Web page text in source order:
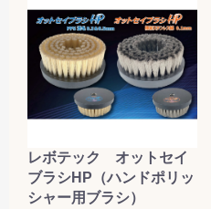
レボテック オットセイ
ブラシHP（ハンドポリッ
シャー用ブラシ）